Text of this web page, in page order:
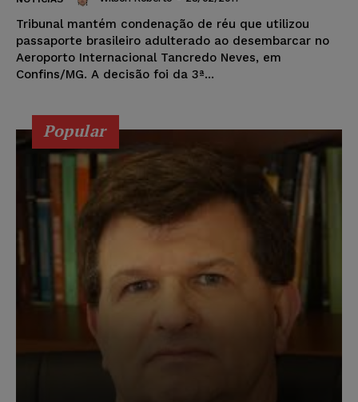
Tribunal mantém condenação de réu que utilizou
passaporte brasileiro adulterado ao desembarcar no
Aeroporto Internacional Tancredo Neves, em
Confins/MG. A decisão foi da 3ª...
Popular